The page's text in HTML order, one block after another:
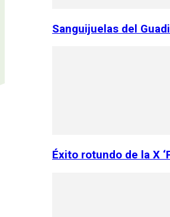
Sanguijuelas del
Éxito rotundo de la X